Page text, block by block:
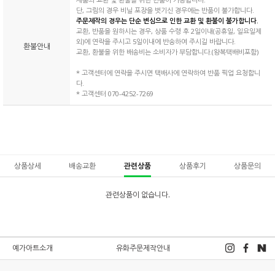
환불안내
단, 그림의 경우 비닐 포장을 벗기신 경우에는 반품이 불가합니다.
주문제작의 경우는 단순 변심으로 인한 교환 및 환불이 불가합니다.
교환, 반품을 원하시는 경우, 상품 수령 후 2일이내(공휴일, 일요일제
외)에 연락을 주시고 5일이내에 반송하여 주시길 바랍니다.
교환, 환불을 위한 배송비는 소비자가 부담합니다.(왕복택배비포함)
* 고객센터에 연락을 주시면 택배사에 연락하여 반품 픽업 요청합니
다.
* 고객센터 070-4252-7269
상품상세 배송교환 관련상품 상품후기 상품문의
관련상품이 없습니다.
예가아트소개 유화주문제작안내